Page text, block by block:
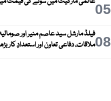
05
08فیلڈ مارشل سید عاصم منیر اور
ملاقات، دفاعی تعاون اور استعدادِ کار